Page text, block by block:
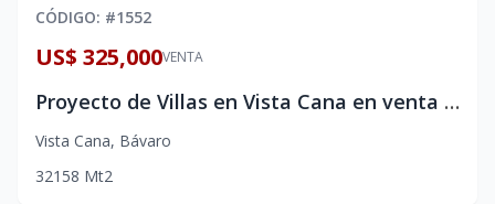
CÓDIGO: #1552
VENTA
US$ 325,000
Proyecto de Villas en Vista Cana en venta | Villas de 3 habitaciones en una de las comunidades mas exclusivas de Punta Cana
Vista Cana, Bávaro
32158 Mt2